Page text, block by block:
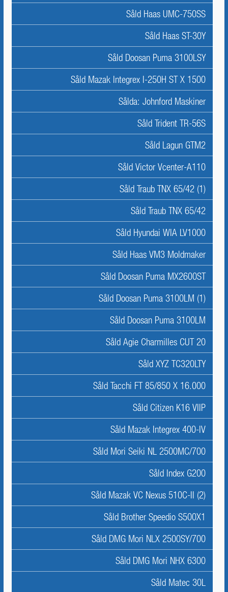
Såld Haas UMC-750SS
Såld Haas ST-30Y
Såld Doosan Puma 3100LSY
Såld Mazak Integrex I-250H ST X 1500
Sålda: Johnford Maskiner
Såld Trident TR-56S
Såld Lagun GTM2
Såld Victor Vcenter-A110
Såld Traub TNX 65/42 (1)
Såld Traub TNX 65/42
Såld Hyundai WIA LV1000
Såld Haas VM3 Moldmaker
Såld Doosan Puma MX2600ST
Såld Doosan Puma 3100LM (1)
Såld Doosan Puma 3100LM
Såld Agie Charmilles CUT 20
Såld XYZ TC320LTY
Såld Tacchi FT 85/850 X 16.000
Såld Citizen K16 VIIP
Såld Mazak Integrex 400-IV
Såld Mori Seiki NL 2500MC/700
Såld Index G200
Såld Mazak VC Nexus 510C-II (2)
Såld Brother Speedio S500X1
Såld DMG Mori NLX 2500SY/700
Såld DMG Mori NHX 6300
Såld Matec 30L